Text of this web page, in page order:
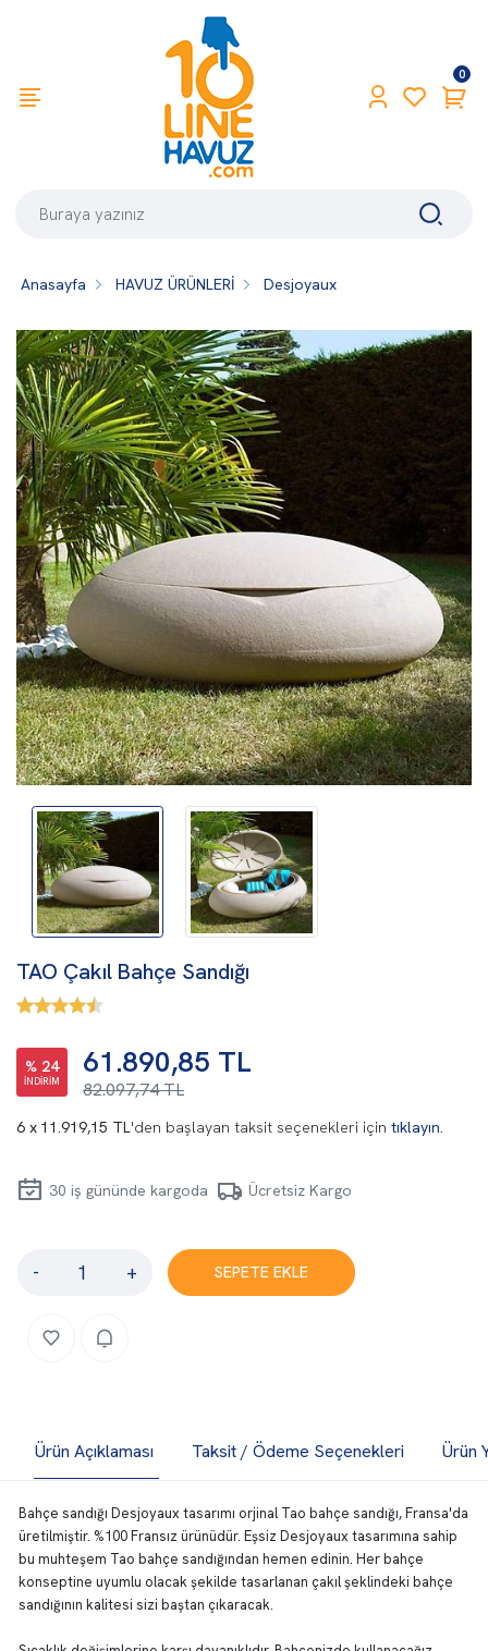
0
Anasayfa HAVUZ ÜRÜNLERİ Desjoyaux
TAO Çakıl Bahçe Sandığı
% 24
İNDİRİM 82.097,74 TL
61.890,85 TL
11.919,15 TL'den başlayan taksit seçenekleri için tıklayın.
30 iş gününde kargoda Ücretsiz Kargo
- + SEPETE EKLE
Ürün Açıklaması Taksit / Ödeme Seçenekleri Ürün
Bahçe sandığı Desjoyaux tasarımı orjinal Tao bahçe sandığı, Fransa'da
üretilmiştir. %100 Fransız ürünüdür. Eşsiz Desjoyaux tasarımına sahip
bu muhteşem Tao bahçe sandığından hemen edinin. Her bahçe
konseptine uyumlu olacak şekilde tasarlanan çakıl şeklindeki bahçe
sandığının kalitesi sizi baştan çıkaracak.